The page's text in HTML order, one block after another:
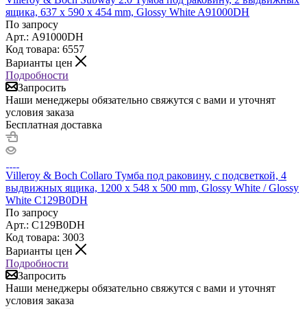
ящика, 637 x 590 x 454 mm, Glossy White A91000DH
По запросу
Арт.: A91000DH
Код товара: 6557
Варианты цен
Подробности
Запросить
Наши менеджеры обязательно свяжутся с вами и уточнят
условия заказа
Бесплатная доставка
Villeroy & Boch Collaro Тумба под раковину, с подсветкой, 4
выдвижных ящика, 1200 x 548 x 500 mm, Glossy White / Glossy
White C129B0DH
По запросу
Арт.: C129B0DH
Код товара: 3003
Варианты цен
Подробности
Запросить
Наши менеджеры обязательно свяжутся с вами и уточнят
условия заказа